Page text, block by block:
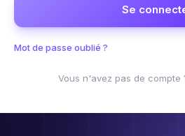
Se
Mot de passe oublié ?
Vous n'avez pas de compte